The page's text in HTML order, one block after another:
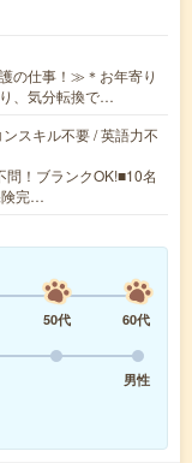
の仕事！≫＊お年寄り
、気分転換で…
スキル不要 / 英語力不
！ブランクOK!■10名
険完…
50代
60代
男性